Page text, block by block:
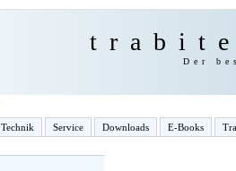
Der
Technik Service Downloads E-Books